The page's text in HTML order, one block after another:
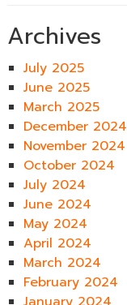
Archives
July 2025
June 2025
March 2025
December 2024
November 2024
October 2024
July 2024
June 2024
May 2024
April 2024
March 2024
February 2024